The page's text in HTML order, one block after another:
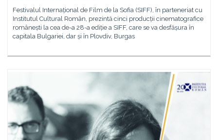
Festivalul Internațional de Film de la Sofia (SIFF), în parteneriat cu
Institutul Cultural Român, prezintă cinci producții cinematografice
românești la cea de-a 28-a ediție a SIFF, care se va desfășura în
capitala Bulgariei, dar și în Plovdiv, Burgas